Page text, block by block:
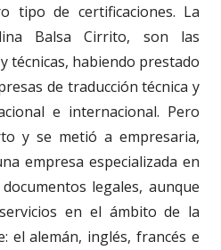
tipo de certificaciones. La
Balsa Cirrito, son las
técnicas, habiendo prestado
de traducción técnica y
e internacional. Pero
y se metió a empresaria,
empresa especializada en
legales, aunque
en el ámbito de la
el alemán, inglés, francés e